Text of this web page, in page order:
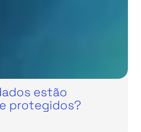
estão
protegidos?